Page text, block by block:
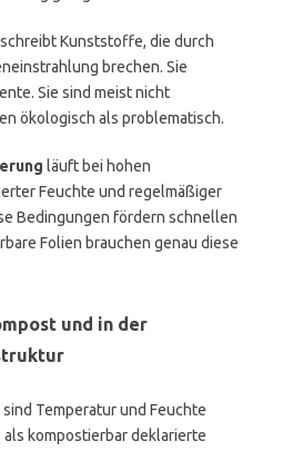
Kunststoffe, die durch
brechen. Sie
Sie sind meist nicht
ökologisch als problematisch.
läuft bei hohen
Feuchte und regelmäßiger
Bedingungen fördern schnellen
Folien brauchen genau diese
und in der
Temperatur und Feuchte
kompostierbar deklarierte